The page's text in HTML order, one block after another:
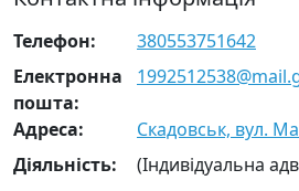
Телефон:
380553751642
Електронна
пошта:
Адреса:
Скадовськ, вул.
Діяльність:
(Індивідуальна